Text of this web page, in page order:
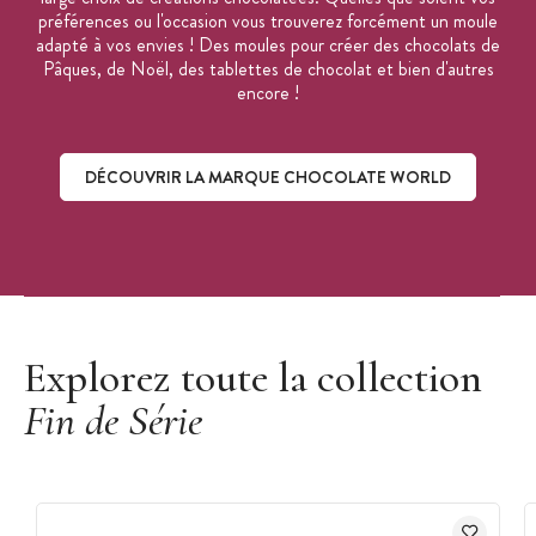
préférences ou l'occasion vous trouverez forcément un moule
adapté à vos envies ! Des moules pour créer des chocolats de
Pâques, de Noël, des tablettes de chocolat et bien d'autres
encore !
DÉCOUVRIR LA MARQUE CHOCOLATE WORLD
Explorez toute la collection
Fin de Série